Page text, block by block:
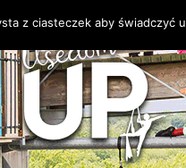
z ciasteczek aby świadczyć